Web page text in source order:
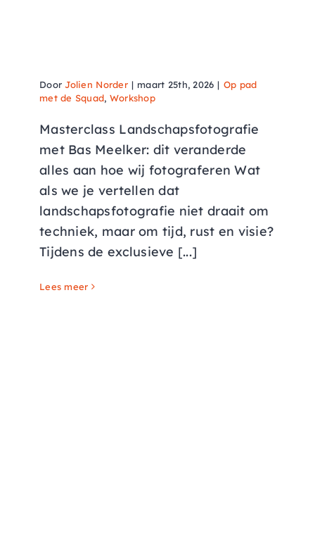
DoorJolien Norder | maart 25th, 2026 | Op pad
met de Squad, Workshop
Masterclass Landschapsfotografie
met Bas Meelker: dit veranderde
alles aan hoe wij fotograferen Wat
als we je vertellen dat
landschapsfotografie niet draait om
techniek, maar om tijd, rust en visie?
Tijdens de exclusieve [...]
Lees meer